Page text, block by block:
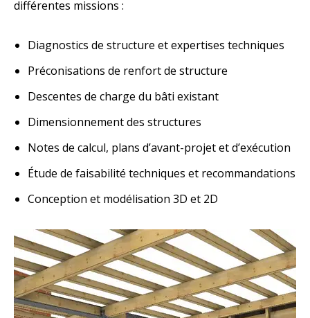
différentes missions :
Diagnostics de structure et expertises techniques
Préconisations de renfort de structure
Descentes de charge du bâti existant
Dimensionnement des structures
Notes de calcul, plans d’avant-projet et d’exécution
Étude de faisabilité techniques et recommandations
Conception et modélisation 3D et 2D